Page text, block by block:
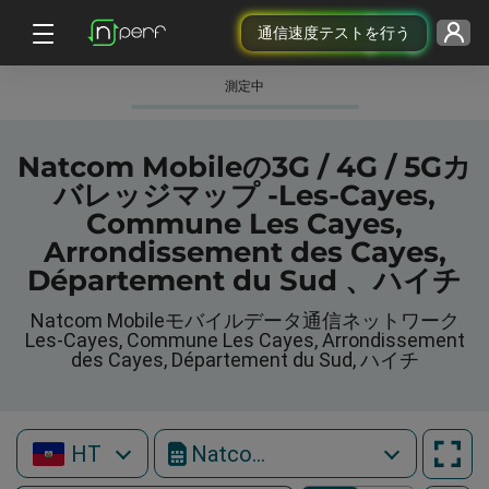
通信速度テストを行う
測定中
Natcom Mobileの3G / 4G / 5Gカ
バレッジマップ -Les-Cayes,
Commune Les Cayes,
Arrondissement des Cayes,
Département du Sud 、ハイチ
Natcom Mobileモバイルデータ通信ネットワーク
Les-Cayes, Commune Les Cayes, Arrondissement
des Cayes, Département du Sud, ハイチ
HT Natcom Mobile